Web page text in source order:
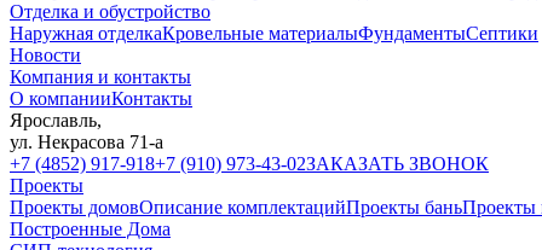
Отделка и обустройство
Наружная отделкаКровельные материалыФундаментыСептики
Новости
Компания и контакты
О компанииКонтакты
Ярославль,
ул. Некрасова 71-а
+7 (4852) 917-918+7 (910) 973-43-02ЗАКАЗАТЬ ЗВОНОК
Проекты
Проекты домовОписание комплектацийПроекты баньПроекты
Построенные Дома